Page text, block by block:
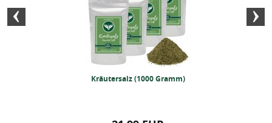
Kräutersalz (1000 Gramm)